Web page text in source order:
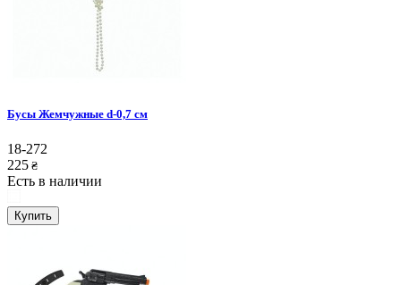
Бусы Жемчужные d-0,7 см
18-272
225 ₴
Есть в наличии
Купить